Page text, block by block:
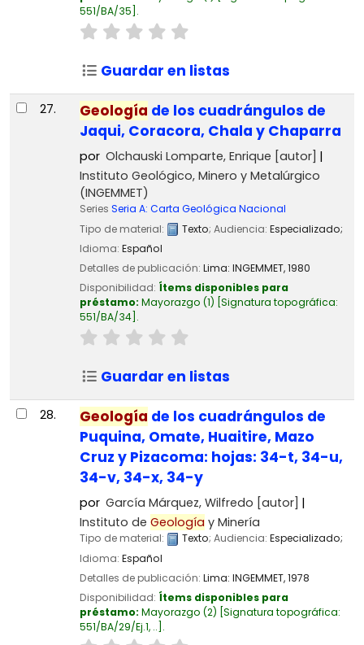
551/BA/35 .
Guardar en listas
27. Geología de los cuadrángulos de
Jaqui, Coracora, Chala y Chaparra
por Olchauski Lomparte, Enrique [autor]
Instituto Geológico, Minero y Metalúrgico
(INGEMMET)
Series Seria A: Carta Geológica Nacional
Tipo de material:
Texto; Audiencia: Especializado;
Idioma: Español
Detalles de publicación: Lima: INGEMMET,1980
Disponibilidad: Ítems disponibles para
préstamo: Mayorazgo (1) Signatura topográfica:
551/BA/34 .
Guardar en listas
28. Geología de los cuadrángulos de
Puquina, Omate, Huaitire, Mazo
Cruz y Pizacoma: hojas: 34-t, 34-u,
34-v, 34-x, 34-y
por García Márquez, Wilfredo [autor]
Instituto de Geología y Minería
Tipo de material: Texto; Audiencia: Especializado;
Idioma: Español
Detalles de publicación: Lima: INGEMMET,1978
Disponibilidad: Ítems disponibles para
préstamo: Mayorazgo (2) Signatura topográfica:
551/BA/29/Ej.1, .. .